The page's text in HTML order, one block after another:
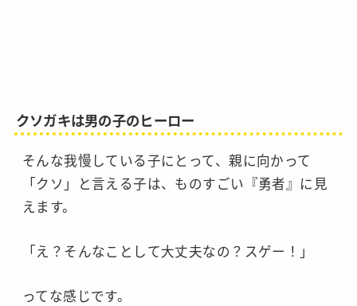
クソガキは男の子のヒーロー
そんな我慢している子にとって、親に向かって
「クソ」と言える子は、ものすごい『勇者』に見
えます。
「え？そんなことして大丈夫なの？スゲー！」
ってな感じです。